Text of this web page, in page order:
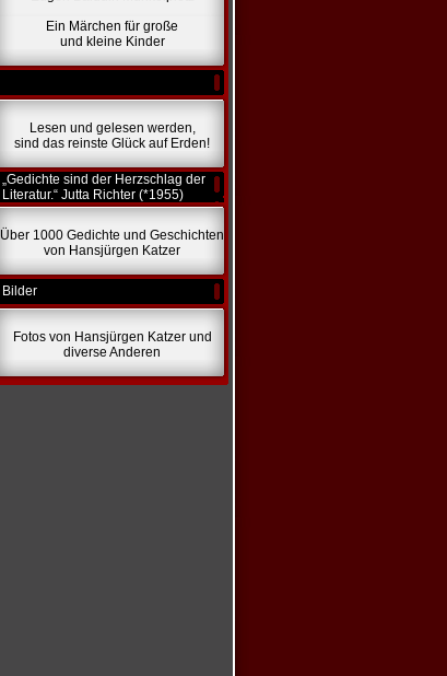
Ein Märchen für große
und kleine Kinder
Lesen und gelesen werden,
sind das reinste Glück auf Erden!
„Gedichte sind der Herzschlag der
Literatur.“ Jutta Richter (*1955)
Über 1000 Gedichte und Geschichten
von Hansjürgen Katzer
Bilder
Fotos von Hansjürgen Katzer und
diverse Anderen